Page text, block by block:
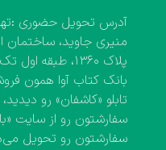
آدرس تحویل حضوری
منیری جاوید، ساختمان
پلاک ۱۳۶۰، طبقه اول تک واحد مشخص( کتاب‌فروشی کاشفان)
بانک کتاب آوا همون
تابلو «کاشفان» رو
سفارشتون رو از سایت
سفارشتون رو تحویل